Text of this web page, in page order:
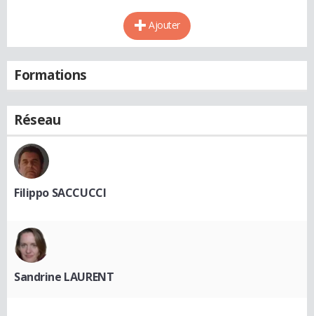
Ajouter
Formations
Réseau
Filippo SACCUCCI
Sandrine LAURENT